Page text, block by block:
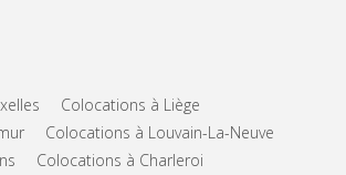
Colocations à Liège
Colocations à Louvain-La-Neuve
Colocations à Charleroi